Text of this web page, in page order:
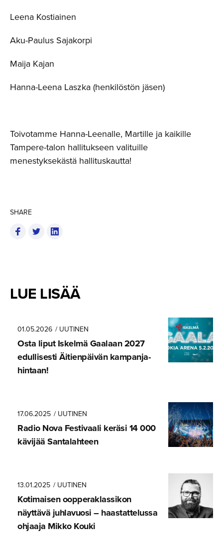
SHARE
Leena Kostiainen
Aku-Paulus Sajakorpi
Maija Kajan
Hanna-Leena Laszka (henkilöstön jäsen)
Toivotamme Hanna-Leenalle, Martille ja kaikille
Tampere-talon hallitukseen valituille
menestyksekästä hallituskautta!
LUE LISÄÄ
01.05.2026 / UUTINEN
Osta liput Iskelmä Gaalaan 2027
edullisesti Äitienpäivän kampanja­
hintaan!
17.06.2025 / UUTINEN
Radio Nova Festivaali keräsi 14 000
kävijää Santalahteen
13.01.2025 / UUTINEN
Kotimaisen oopperak­las­sikon
näyttävä juhlavuosi – haastatte­lussa
ohjaaja Mikko Kouki